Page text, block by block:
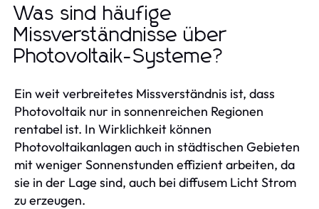
Was sind häufige
Missverständnisse über
Photovoltaik-Systeme?
Ein weit verbreitetes Missverständnis ist, dass
Photovoltaik nur in sonnenreichen Regionen
rentabel ist. In Wirklichkeit können
Photovoltaikanlagen auch in städtischen Gebieten
mit weniger Sonnenstunden effizient arbeiten, da
sie in der Lage sind, auch bei diffusem Licht Strom
zu erzeugen.